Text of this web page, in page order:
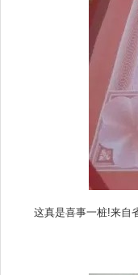
这真是喜事一桩!来自省